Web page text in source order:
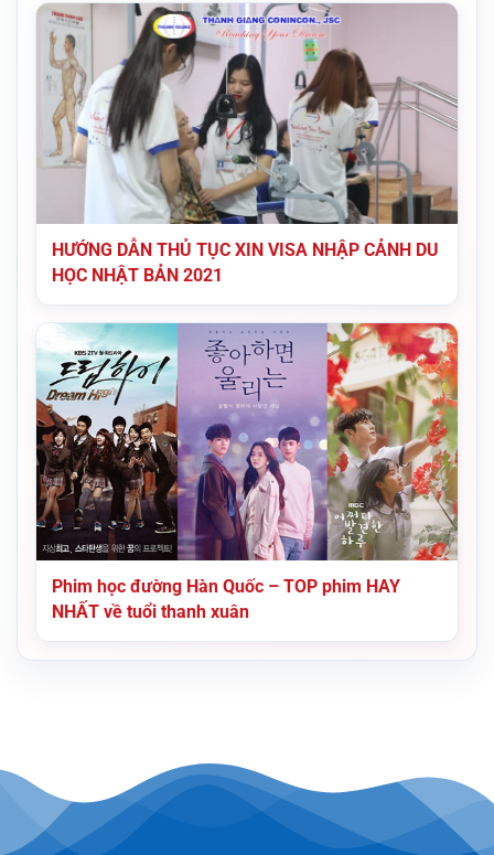
HƯỚNG DẪN THỦ TỤC XIN VISA NHẬP CẢNH DU
HỌC NHẬT BẢN 2021
Phim học đường Hàn Quốc – TOP phim HAY
NHẤT về tuổi thanh xuân